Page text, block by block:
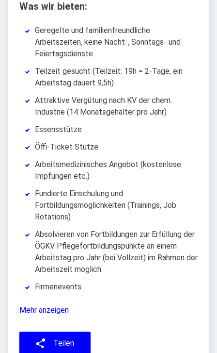
Was wir bieten:
Geregelte und familienfreundliche
Arbeitszeiten, keine Nacht-, Sonntags- und
Feiertagsdienste
Teilzeit gesucht (Teilzeit: 19h = 2-Tage, ein
Arbeitstag dauert 9,5h)
Attraktive Vergütung nach KV der chem.
Industrie (14 Monatsgehälter pro Jahr)
Essensstütze
Öffi-Ticket Stütze
Arbeitsmedizinisches Angebot (kostenlose
Impfungen etc.)
Fundierte Einschulung und
Fortbildungsmöglichkeiten (Trainings, Job
Rotations)
Absolvieren von Fortbildungen zur Erfüllung der
ÖGKV Pflegefortbildungspunkte an einem
Arbeitstag pro Jahr (bei Vollzeit) im Rahmen der
Arbeitszeit möglich
Firmenevents
Mehr anzeigen
Teilen